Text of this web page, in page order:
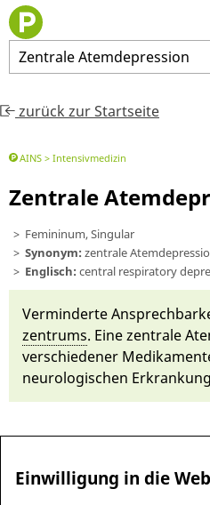
Zentrale Atemdepression
zurück zur Startseite
AINS Intensivmedizin
Zentrale
Femininum, Singular
Synonym: zentrale
Englisch: central respiratory
Ver­minderte
zentrums. Ei­ne zentrale
ver­schie­de­ner
neurologischen
Einwilligung in die